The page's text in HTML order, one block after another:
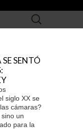
Search
for:
SENTÓ
siglo XX se
cámaras?
un
para la